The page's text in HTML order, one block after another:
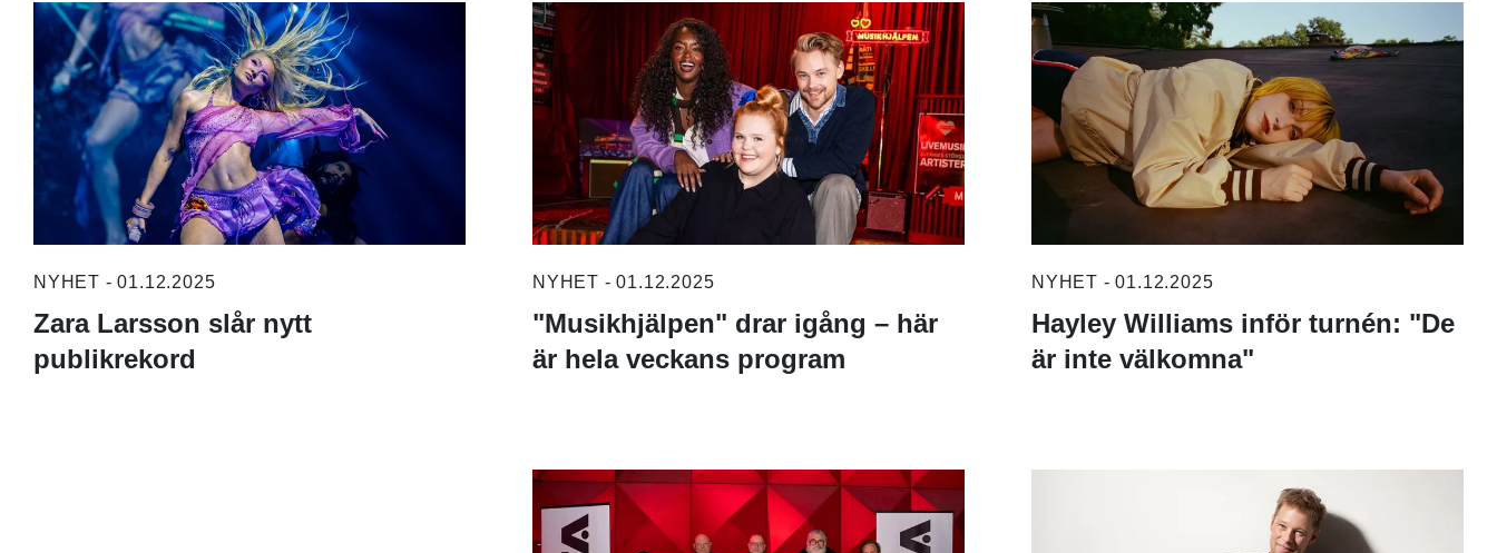
NYHET - 01.12.2025
Zara Larsson slår nytt
publikrekord
NYHET - 01.12.2025
"Musikhjälpen" drar igång – här
är hela veckans program
NYHET - 01.12.2025
Hayley Williams inför turnén: "De
är inte välkomna"